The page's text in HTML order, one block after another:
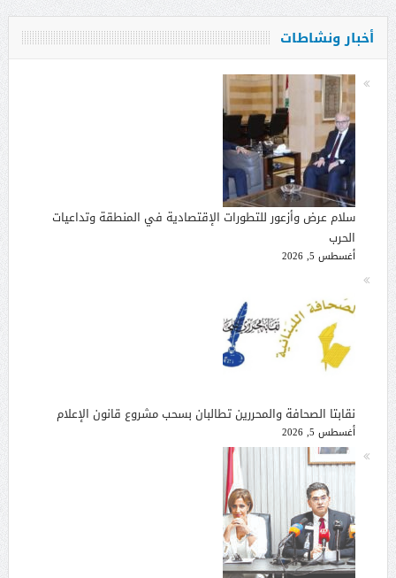
أخبار ونشاطات
سلام عرض وأزعور للتطورات الإقتصادية في المنطقة وتداعيات
الحرب
أغسطس 5, 2026
نقابتا الصحافة والمحررين تطالبان بسحب مشروع قانون الإعلام
أغسطس 5, 2026